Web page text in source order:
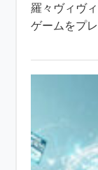
羅々ヴィヴ
ゲームをプ